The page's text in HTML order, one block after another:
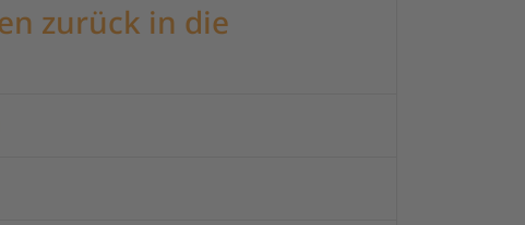
zurück in die